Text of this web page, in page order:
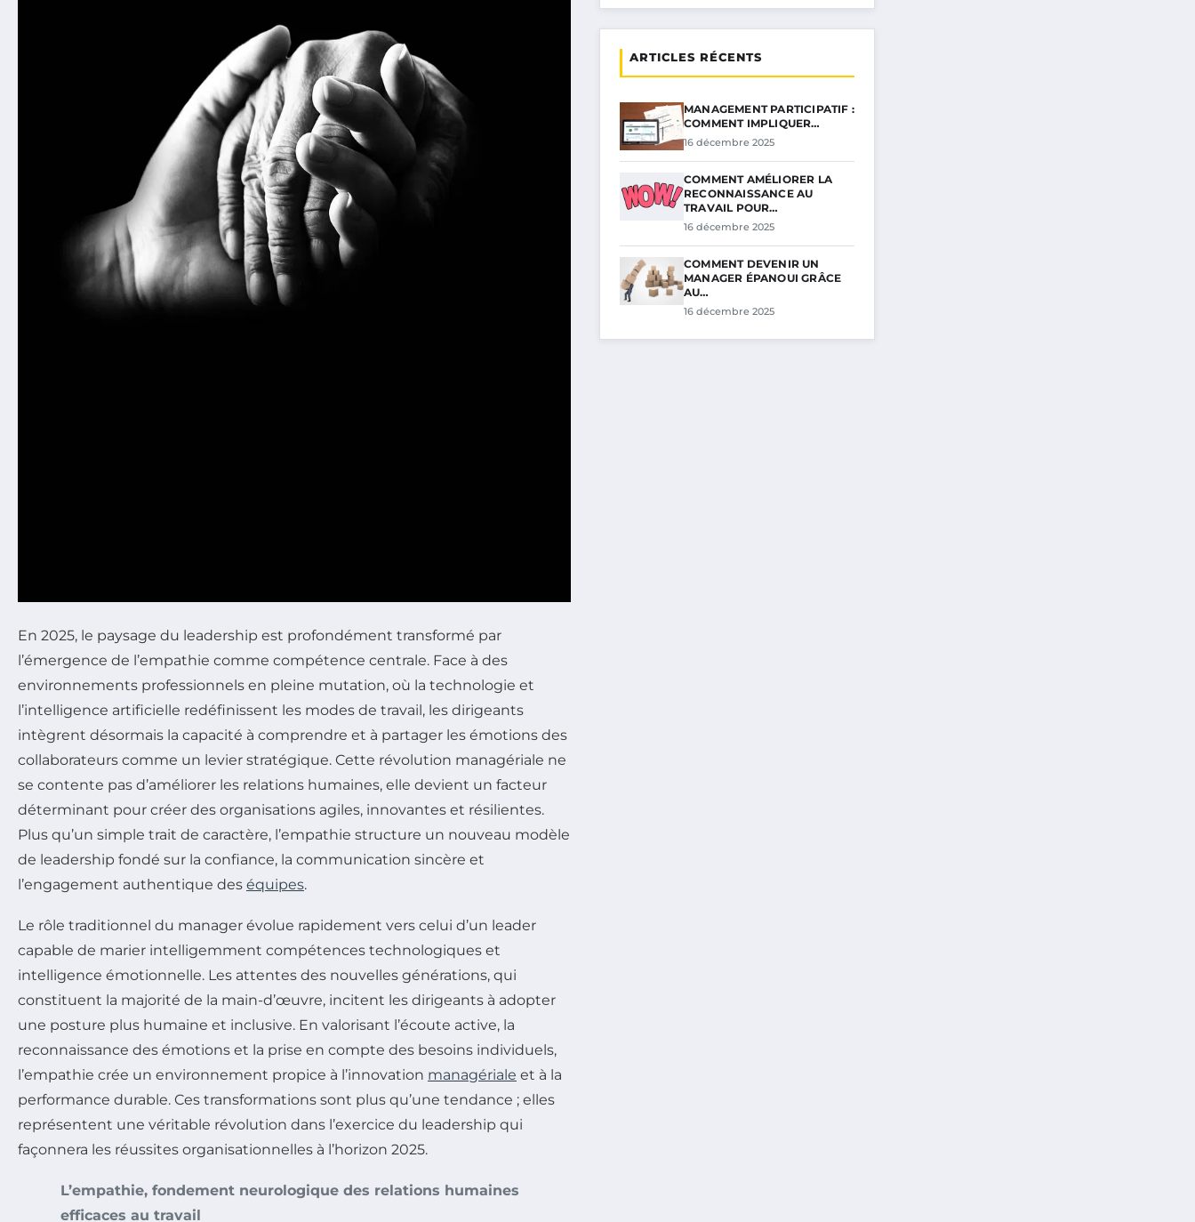
En 2025, le paysage du leadership est profondément transformé par
l’émergence de l’empathie comme compétence centrale. Face à des
environnements professionnels en pleine mutation, où la technologie et
l’intelligence artificielle redéfinissent les modes de travail, les dirigeants
intègrent désormais la capacité à comprendre et à partager les émotions des
collaborateurs comme un levier stratégique. Cette révolution managériale ne
se contente pas d’améliorer les relations humaines, elle devient un facteur
déterminant pour créer des organisations agiles, innovantes et résilientes.
Plus qu’un simple trait de caractère, l’empathie structure un nouveau modèle
de leadership fondé sur la confiance, la communication sincère et
l’engagement authentique des équipes.
Le rôle traditionnel du manager évolue rapidement vers celui d’un leader
capable de marier intelligemment compétences technologiques et
intelligence émotionnelle. Les attentes des nouvelles générations, qui
constituent la majorité de la main-d’œuvre, incitent les dirigeants à adopter
une posture plus humaine et inclusive. En valorisant l’écoute active, la
reconnaissance des émotions et la prise en compte des besoins individuels,
l’empathie crée un environnement propice à l’innovation managériale et à la
performance durable. Ces transformations sont plus qu’une tendance ; elles
représentent une véritable révolution dans l’exercice du leadership qui
façonnera les réussites organisationnelles à l’horizon 2025.
L’empathie, fondement neurologique des relations humaines
efficaces au travail
ARTICLES RÉCENTS
MANAGEMENT PARTICIPATIF :
COMMENT IMPLIQUER…
16 décembre 2025
COMMENT AMÉLIORER LA
RECONNAISSANCE AU
TRAVAIL POUR…
16 décembre 2025
COMMENT DEVENIR UN
MANAGER ÉPANOUI GRÂCE
AU…
16 décembre 2025